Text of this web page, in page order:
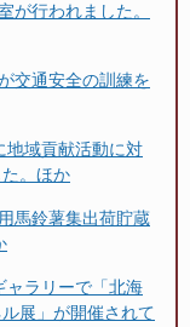
が行われました。
交通安全の訓練を
地域貢献活動に対
。ほか
馬鈴薯集出荷貯蔵
ャラリーで「北海
展」が開催されて